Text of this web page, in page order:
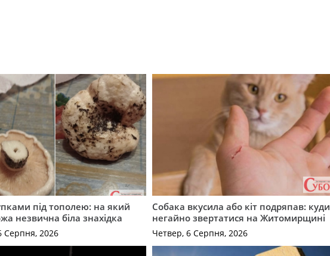
під тополею: на який
незвична біла знахідка
Серпня, 2026
Собака вкусила або кіт подряпав: куди
негайно звертатися на Житомирщині
Четвер, 6 Серпня, 2026